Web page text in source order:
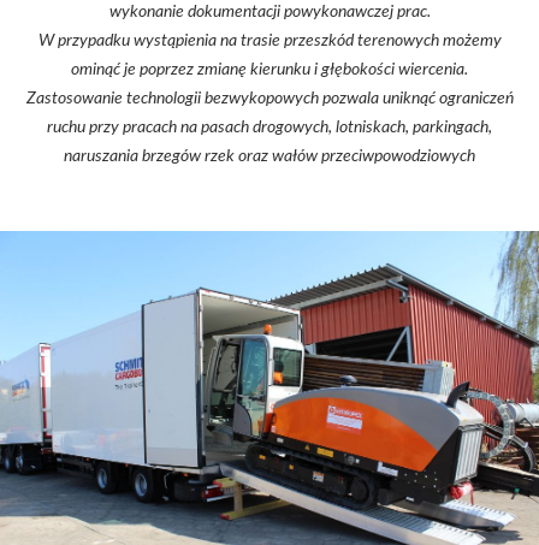
wykonanie dokumentacji powykonawczej prac.
W przypadku wystąpienia na trasie przeszkód terenowych możemy
ominąć je poprzez zmianę kierunku i głębokości wiercenia.
Zastosowanie technologii bezwykopowych pozwala uniknąć ograniczeń
ruchu przy pracach na pasach drogowych, lotniskach, parkingach,
naruszania brzegów rzek oraz wałów przeciwpowodziowych